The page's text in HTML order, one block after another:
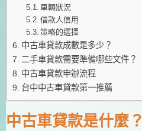
車輛狀況
借款人信用
策略的選擇
中古車貸款成數是多少？
二手車貸款需要準備哪些文件？
中古車貸款申辦流程
台中中古車貸款第一推薦
中古車貸款是什麼？